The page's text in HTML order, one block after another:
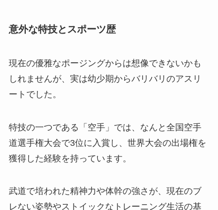
意外な特技とスポーツ歴
現在の優雅なポージングからは想像できないかも
しれませんが、実は幼少期からバリバリのアスリ
ートでした。
特技の一つである「空手」では、なんと全国空手
道選手権大会で3位に入賞し、世界大会の出場権を
獲得した経験を持っています。
武道で培われた精神力や体幹の強さが、現在のブ
レない姿勢やストイックなトレーニング生活の基